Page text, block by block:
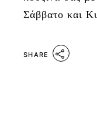
Σάββατο και
SHARE